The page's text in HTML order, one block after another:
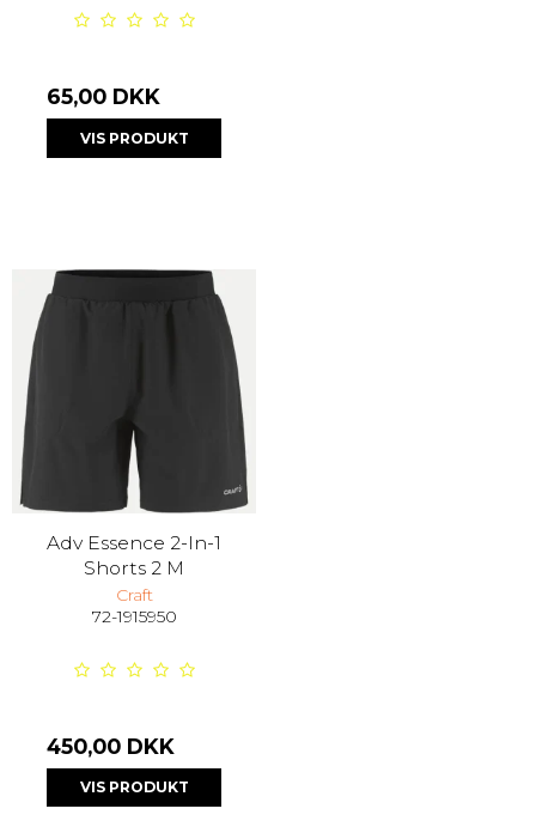
65,00 DKK
VIS PRODUKT
Adv Essence 2-In-1
Shorts 2 M
Craft
72-1915950
450,00 DKK
VIS PRODUKT